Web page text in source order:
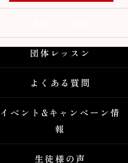
団体レッスン
よくある質問
イベント&キャンペーン情
報
生徒様の声